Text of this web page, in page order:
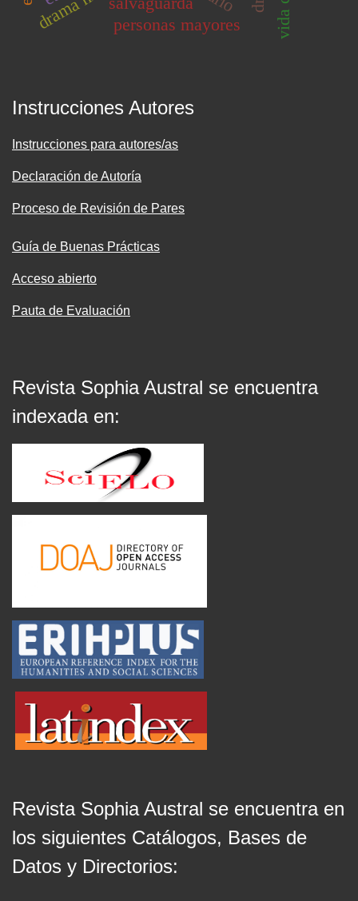
personas mayores
Instrucciones Autores
Instrucciones para autores/as
Declaración de Autoría
Proceso de Revisión de Pares
Guía de Buenas Prácticas
Acceso abierto
Pauta de Evaluación
Revista Sophia Austral se encuentra
indexada en:
Revista Sophia Austral se encuentra en
los siguientes Catálogos, Bases de
Datos y Directorios: